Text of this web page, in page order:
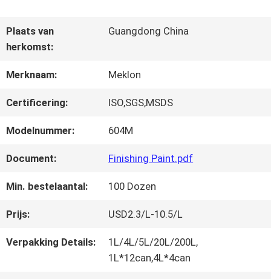
ONS
KWALITEITSCONTROLE
CONTACTEER
ONS
NIEUWS
Plaats van
herkomst:
Guangdong China
Merknaam: Meklon
Certificering: ISO,SGS,MSDS
Modelnummer: 604M
Document: Finishing Paint.pdf
Min. bestelaantal: 100 Dozen
Prijs: USD2.3/L-10.5/L
Verpakking Details:
1L/4L/5L/20L/200L,
1L*12can,4L*4can